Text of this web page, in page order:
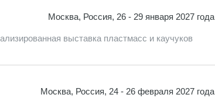
Москва, Россия, 26 - 29 января 2027 года
выставка пластмасс и каучуков
Москва, Россия, 24 - 26 февраля 2027 года